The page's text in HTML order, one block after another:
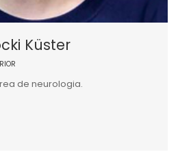
Küster
de neurologia.